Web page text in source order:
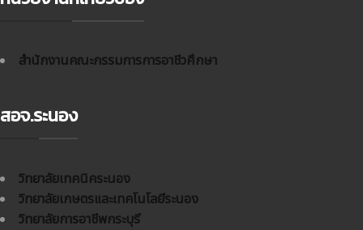
สำนักงานคณะกรรมการการอาชีวศึกษา
สอจ.ระนอง
วิทยาลัยเทคนิคระนอง
วิทยาลัยเกษตรและเทคโนโลยีระนอง
วิทยาลัยการอาชีพกระบุรี